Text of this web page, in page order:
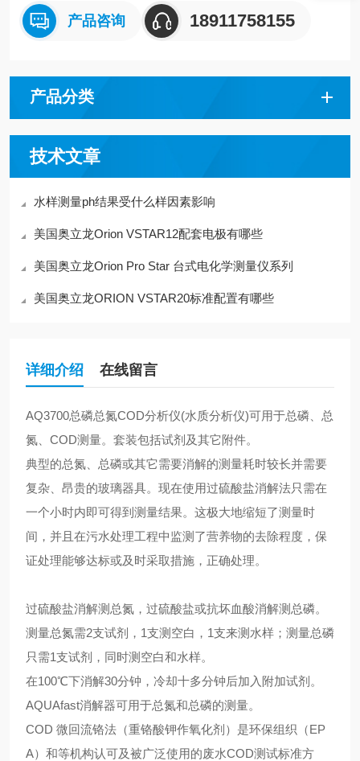
产品咨询 18911758155
产品分类
技术文章
水样测量ph结果受什么样因素影响
美国奥立龙Orion VSTAR12配套电极有哪些
美国奥立龙Orion Pro Star 台式电化学测量仪系列
美国奥立龙ORION VSTAR20标准配置有哪些
详细介绍 在线留言
AQ3700总磷总氮COD分析仪(水质分析仪)可用于总磷、总
氮、COD测量。套装包括试剂及其它附件。
典型的总氮、总磷或其它需要消解的测量耗时较长并需要
复杂、昂贵的玻璃器具。现在使用过硫酸盐消解法只需在
一个小时内即可得到测量结果。这极大地缩短了测量时
间，并且在污水处理工程中监测了营养物的去除程度，保
证处理能够达标或及时采取措施，正确处理。
过硫酸盐消解测总氮，过硫酸盐或抗坏血酸消解测总磷。
测量总氮需2支试剂，1支测空白，1支来测水样；测量总磷
只需1支试剂，同时测空白和水样。
在100℃下消解30分钟，冷却十多分钟后加入附加试剂。
AQUAfast消解器可用于总氮和总磷的测量。
COD 微回流铬法（重铬酸钾作氧化剂）是环保组织（EP
A）和等机构认可及被广泛使用的废水COD测试标准方